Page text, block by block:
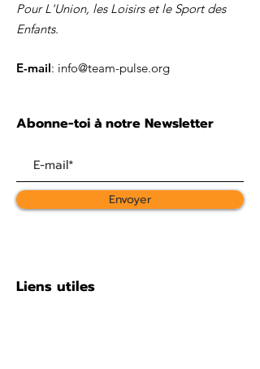
Pour L'Union, les Loisirs et le Sport des
Enfants.
E-mail: info@team-pulse.org
Abonne-toi à notre Newsletter
Envoyer
Liens utiles